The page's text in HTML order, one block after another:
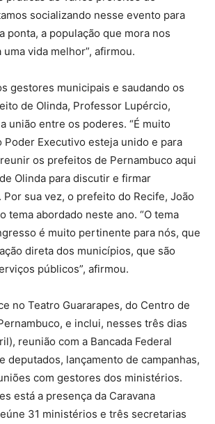
socializando nesse evento para
ponta, a população que mora nos
vida melhor”, afirmou.
gestores municipais e saudando os
de Olinda, Professor Lupércio,
união entre os poderes. “É muito
Poder Executivo esteja unido e para
os prefeitos de Pernambuco aqui
Olinda para discutir e firmar
Por sua vez, o prefeito do Recife, João
tema abordado neste ano. “O tema
é muito pertinente para nós, que
direta dos municípios, que são
públicos”, afirmou.
no Teatro Guararapes, do Centro de
e inclui, nesses três dias
reunião com a Bancada Federal
deputados, lançamento de campanhas,
com gestores dos ministérios.
está a presença da Caravana
31 ministérios e três secretarias